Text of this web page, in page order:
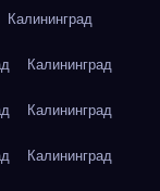
Калининград
Калининград
Калининград
Калининград